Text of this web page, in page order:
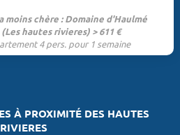
moins chère : Domaine d'Haulmé
hautes rivieres) > 611 €
4 pers. pour 1 semaine
À PROXIMITÉ DES HAUTES
RIVIERES